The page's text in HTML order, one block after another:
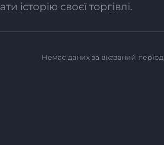
своєї торгівлі.
Немає даних за вказаний період